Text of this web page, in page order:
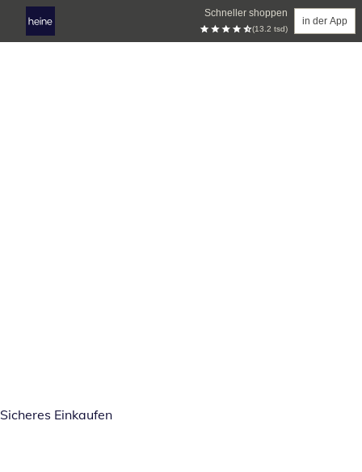
Schneller shoppen
(13.2 tsd)
in der App
Sicheres Einkaufen